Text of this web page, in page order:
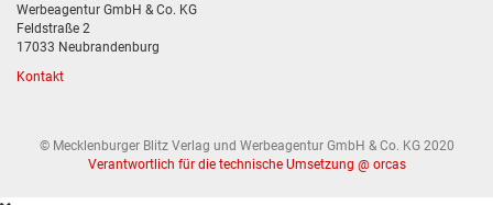
Werbeagentur GmbH & Co. KG
Feldstraße 2
17033 Neubrandenburg
Kontakt
© Mecklenburger Blitz Verlag und Werbeagentur GmbH & Co. KG 2020
Verantwortlich für die technische Umsetzung @ orcas